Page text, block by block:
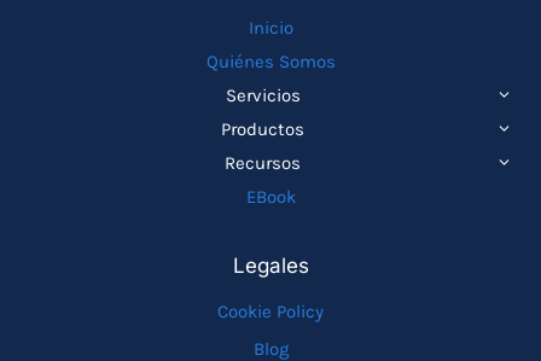
Inicio
Quiénes Somos
Servicios
HIJO
Productos
HIJO
Recursos
EBook
Legales
Cookie Policy
Blog